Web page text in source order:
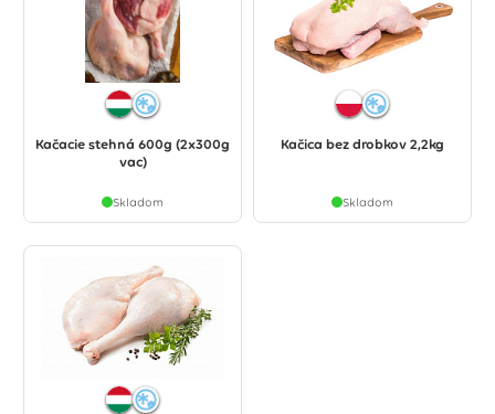
Kačacie stehná 600g (2x300g
vac)
Skladom
Kačica bez drobkov 2,2kg
Skladom